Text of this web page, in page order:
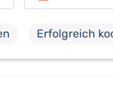
Erfolgreich